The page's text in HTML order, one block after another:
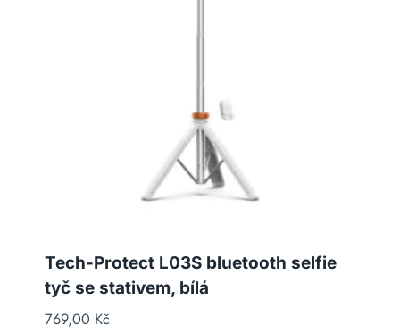
Tech-Protect L03S bluetooth selfie
tyč se stativem, bílá
769,00 Kč